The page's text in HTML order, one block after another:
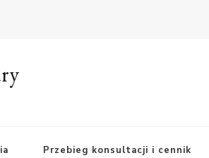
Przebieg konsultacji i cennik